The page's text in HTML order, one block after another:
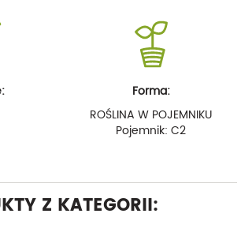
Forma:
ROŚLINA W POJEMNIKU
Pojemnik: C2
Z KATEGORII: